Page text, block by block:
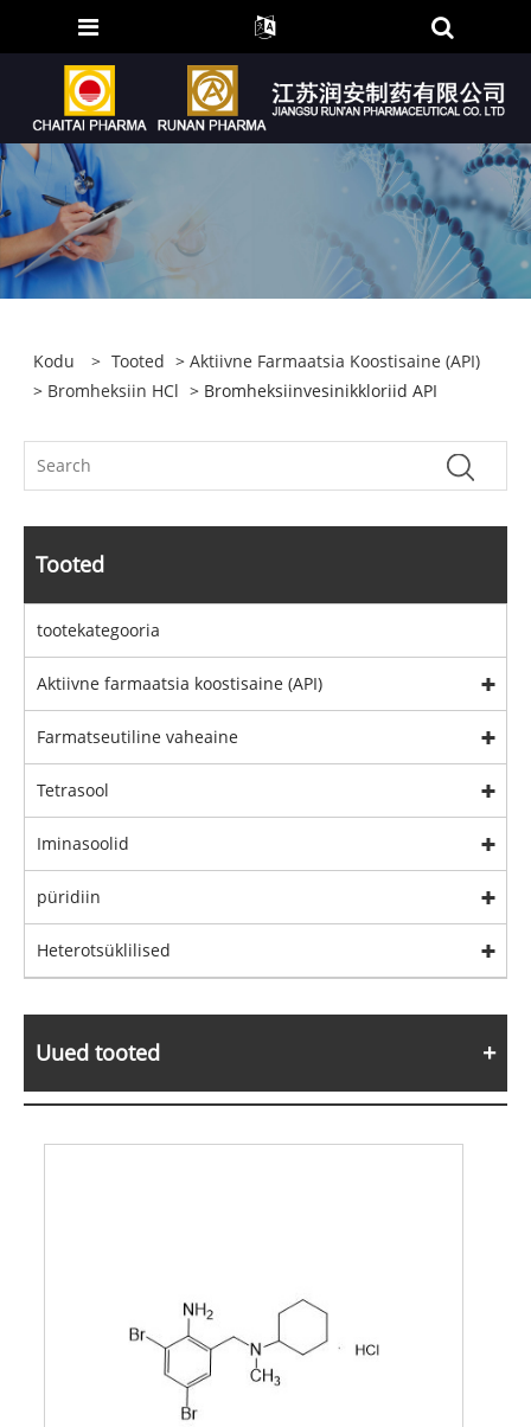
Kodu > Tooted >Aktiivne Farmaatsia Koostisaine (API)
> Bromheksiin HCl > Bromheksiinvesinikkloriid API
Tooted
tootekategooria
Aktiivne farmaatsia koostisaine (API)
Farmatseutiline vaheaine
Tetrasool
Iminasoolid
püridiin
Heterotsüklilised
Uued tooted